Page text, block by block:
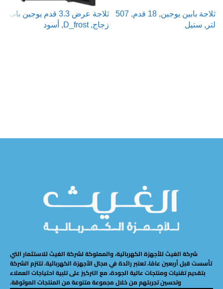
ثلاجة بابين يوجين, 18 قدم, 507
لتر, ستيل
ثلاجة عرض 3.3 قدم يوجين باب
زجاج, D_frost, أسود
شركة الغيث للأجهزة الكهربائية، والمملوكة لشركة الغيث للاستثمار التي
تأسست قبل أربعين عامًا، تعتبر رائدة في مجال الأجهزة الكهربائية. تلتزم الشركة
بتقديم تقنيات ومنتجات عالية الجودة، مع التركيز على تلبية احتياجات العملاء
وتحسين تجربتهم من خلال مجموعة متنوعة من المنتجات الموثوقة.